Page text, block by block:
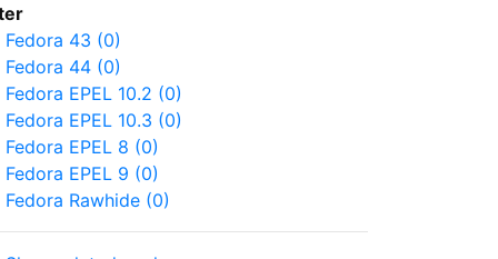
Fedora 43 (0)
Fedora 44 (0)
Fedora EPEL 10.2 (0)
Fedora EPEL 10.3 (0)
Fedora EPEL 8 (0)
Fedora EPEL 9 (0)
Fedora Rawhide (0)